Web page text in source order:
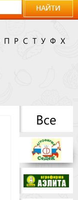
НАЙТИ
П Р С Т У Ф
Х
Все